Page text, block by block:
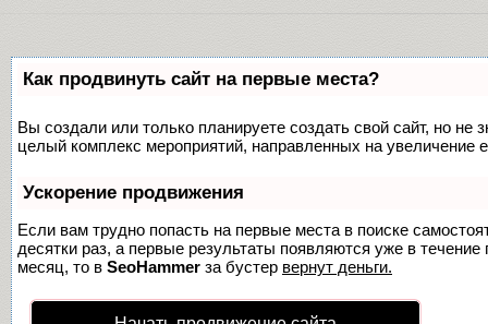
Как продвинуть сайт на первые места?
Вы создали или только планируете создать свой сайт, но не
целый комплекс мероприятий, направленных на увеличение
Ускорение продвижения
Если вам трудно попасть на первые места в поиске
десятки раз, а первые результаты появляются уже в
месяц, то в SeoHammer за бустер вернут деньги.